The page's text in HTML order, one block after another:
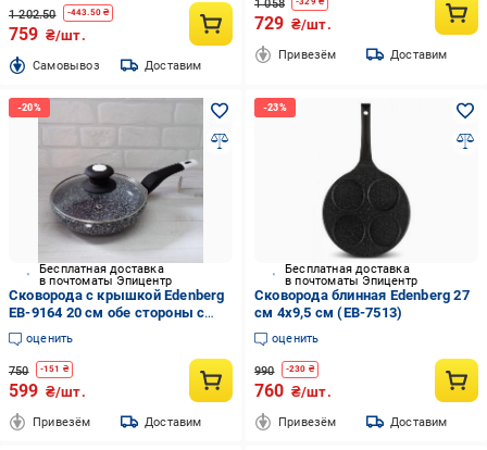
1 202.50 -443.50 ₴
759 ₴/шт.
Cамовывоз Доставим
1 058
729 ₴/шт.
Привезём Доставим
Бесплатная доставка
в почтоматы Эпицентр
Сковорода с крышкой Edenberg
EB-9164 20 см обе стороны с
гранитным покрытием
оценить
750 -151 ₴
599 ₴/шт.
Привезём Доставим
Бесплатная доставка
в почтоматы Эпицентр
Сковорода блинная Edenberg 27
см 4х9,5 см (EB-7513)
оценить
990 -230 ₴
760 ₴/шт.
Привезём Доставим